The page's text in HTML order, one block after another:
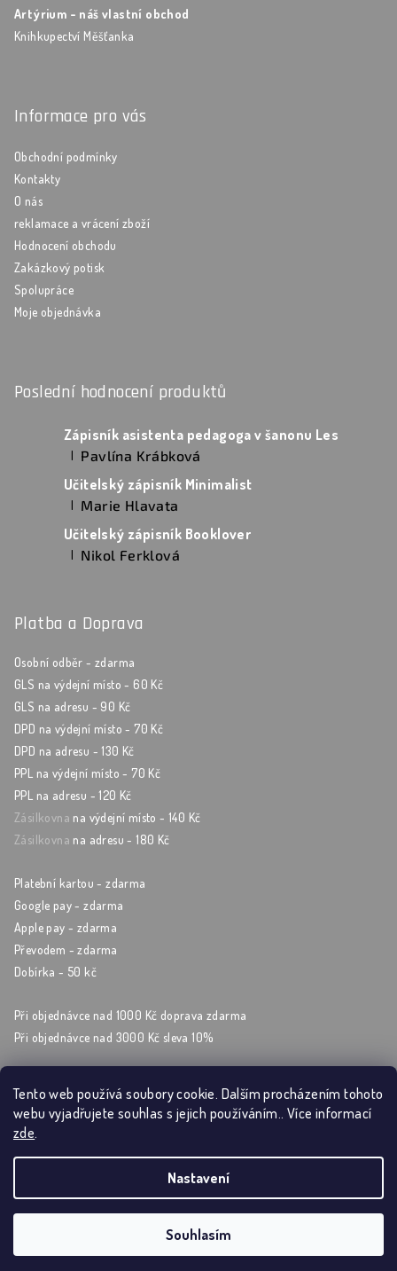
Tento web používá soubory cookie. Dalším procházením tohoto
webu vyjadřujete souhlas s jejich používáním.. Více informací
zde.
Nastavení
Souhlasím
Artýrium - náš vlastní obchod
Knihkupectví Měšťanka
Informace pro vás
Obchodní podmínky
Kontakty
O nás
reklamace a vrácení zboží
Hodnocení obchodu
Zakázkový potisk
Spolupráce
Moje objednávka
Poslední hodnocení produktů
Zápisník asistenta pedagoga v šanonu Les
Hodnocení produktu je 5 z 5 hvězdiček.
| Pavlína Krábková
Učitelský zápisník Minimalist
Hodnocení produktu je 5 z 5 hvězdiček.
| Marie Hlavata
Učitelský zápisník Booklover
Hodnocení produktu je 5 z 5 hvězdiček.
| Nikol Ferklová
Platba a Doprava
Osobní odběr - zdarma
GLS na výdejní místo - 60 Kč
GLS na adresu - 90 Kč
DPD na výdejní místo - 70 Kč
DPD na adresu - 130 Kč
PPL na výdejní místo - 70 Kč
PPL na adresu - 120 Kč
Zásilkovna na výdejní místo - 140 Kč
Zásilkovna na adresu - 180 Kč
Platební kartou - zdarma
Google pay - zdarma
Apple pay - zdarma
Převodem - zdarma
Dobírka - 50 kč
Při objednávce nad 1000 Kč doprava zdarma
Při objednávce nad 3000 Kč sleva 10%
Sleduj nás na sockách
Vytvořil Shoptet